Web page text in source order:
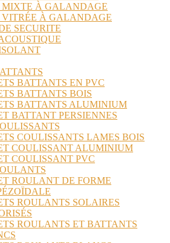
À GALANDAGE
À GALANDAGE
SECURITE
BATTANTS EN PVC
BATTANTS BOIS
BATTANTS ALUMINIUM
BATTANT PERSIENNES
COULISSANTS LAMES BOIS
COULISSANT ALUMINIUM
COULISSANT PVC
ROULANT DE FORME
ROULANTS SOLAIRES
ROULANTS ET BATTANTS